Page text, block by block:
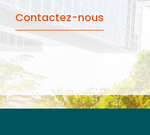
Contactez-nous